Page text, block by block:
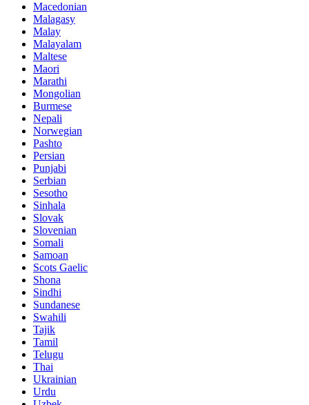
Macedonian
Malagasy
Malay
Malayalam
Maltese
Maori
Marathi
Mongolian
Burmese
Nepali
Norwegian
Pashto
Persian
Punjabi
Serbian
Sesotho
Sinhala
Slovak
Slovenian
Somali
Samoan
Scots Gaelic
Shona
Sindhi
Sundanese
Swahili
Tajik
Tamil
Telugu
Thai
Ukrainian
Urdu